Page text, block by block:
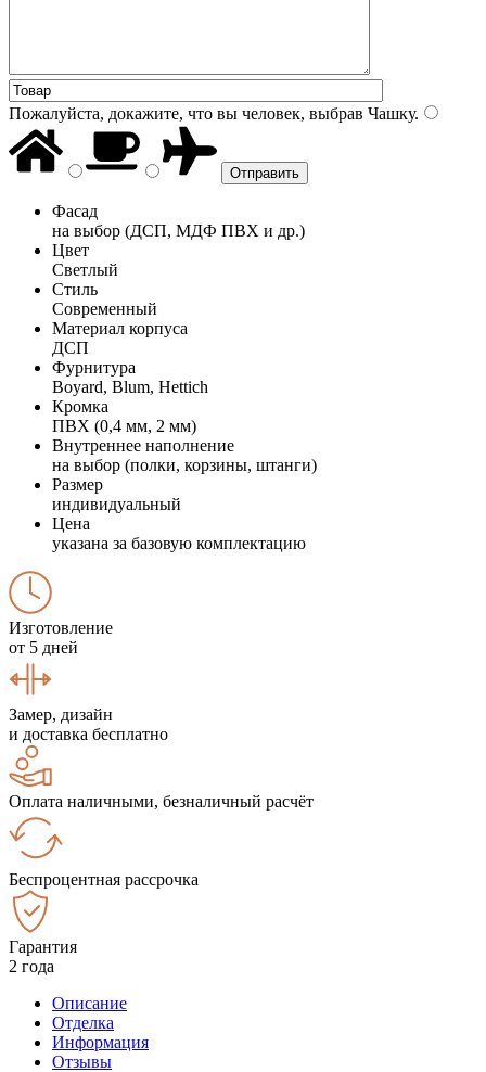
Пожалуйста, докажите, что вы человек, выбрав Чашку.
Фасад
на выбор (ДСП, МДФ ПВХ и др.)
Цвет
Светлый
Стиль
Современный
Материал корпуса
ДСП
Фурнитура
Boyard, Blum, Hettich
Кромка
ПВХ (0,4 мм, 2 мм)
Внутреннее наполнение
на выбор (полки, корзины, штанги)
Размер
индивидуальный
Цена
указана за базовую комплектацию
Изготовление
от 5 дней
Замер, дизайн
и доставка бесплатно
Оплата наличными, безналичный расчёт
Беспроцентная рассрочка
Гарантия
2 года
Описание
Отделка
Информация
Отзывы